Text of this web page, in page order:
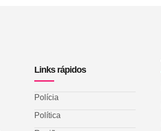
Links rápidos
Polícia
Política